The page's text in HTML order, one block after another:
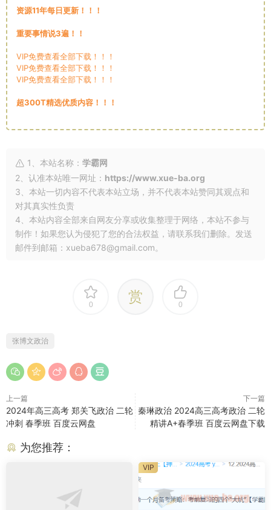
资源11年每日更新！！！
重要事情说3遍！！
VIP免费查看全部下载！！！
VIP免费查看全部下载！！！
VIP免费查看全部下载！！！
超300T精选优质内容！！！
1、本站名称： 学霸网
2、认准本站唯一网址： https://www.xue-ba.org
3、本站一切内容不代表本站立场，并不代表本站赞同其观点和
对其真实性负责
4、本站内容全部来自网友分享或收集整理于网络，本站不参与
制作！如果您认为侵犯了您的合法权益，请联系我们删除。发送
邮件到邮箱：xueba678@gmail.com。
0 赏 0
张博文政治
上一篇
2024年高三高考 郑关飞政治 二轮
冲刺 春季班 百度云网盘
下一篇
秦琳政治 2024高三高考政治 二轮
精讲A+春季班 百度云网盘下载
为您推荐：
VIP